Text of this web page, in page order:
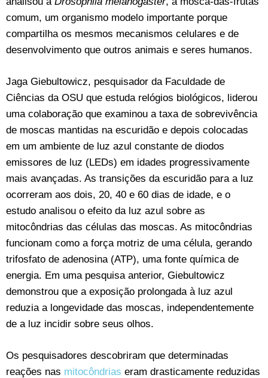
comum, um organismo modelo importante porque
compartilha os mesmos mecanismos celulares e de
desenvolvimento que outros animais e seres humanos.
Jaga Giebultowicz, pesquisador da Faculdade de
Ciências da OSU que estuda relógios biológicos, liderou
uma colaboração que examinou a taxa de sobrevivência
de moscas mantidas na escuridão e depois colocadas
em um ambiente de luz azul constante de diodos
emissores de luz (LEDs) em idades progressivamente
mais avançadas. As transições da escuridão para a luz
ocorreram aos dois, 20, 40 e 60 dias de idade, e o
estudo analisou o efeito da luz azul sobre as
mitocôndrias das células das moscas. As mitocôndrias
funcionam como a força motriz de uma célula, gerando
trifosfato de adenosina (ATP), uma fonte química de
energia. Em uma pesquisa anterior, Giebultowicz
demonstrou que a exposição prolongada à luz azul
reduzia a longevidade das moscas, independentemente
de a luz incidir sobre seus olhos.
Os pesquisadores descobriram que determinadas
reações nas mitocôndrias eram drasticamente reduzidas